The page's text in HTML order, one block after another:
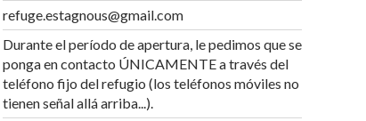
refuge.estagnous@gmail.com
Durante el período de apertura, le pedimos que se
ponga en contacto ÚNICAMENTE a través del
teléfono fijo del refugio (los teléfonos móviles no
tienen señal allá arriba...).